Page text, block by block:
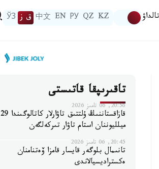
تالداۋ KZ
QZ
РУ
EN
中文 ق ز ЎЗ
تاقىرىپقا قاتىستى
20:56, 06 تامىز 2026
قازاقستاننىڭ ۇلتتىق تاۋارلار كاتالوگىندا 29
ميلليوننان استام تاۋار تىركەلگەن
20:45, 06 تامىز 2026
تانىمال بلوگەر قايسار قامزا ۆەتنامنان
ەكستراديسيالاندى